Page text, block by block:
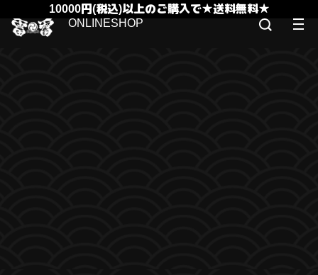
10000円(税込)以上のご購入で★送料無料★
ONLINESHOP